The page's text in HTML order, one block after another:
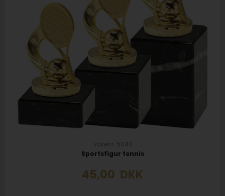
Varenr. 5043
Sportsfigur tennis
45,00 DKK